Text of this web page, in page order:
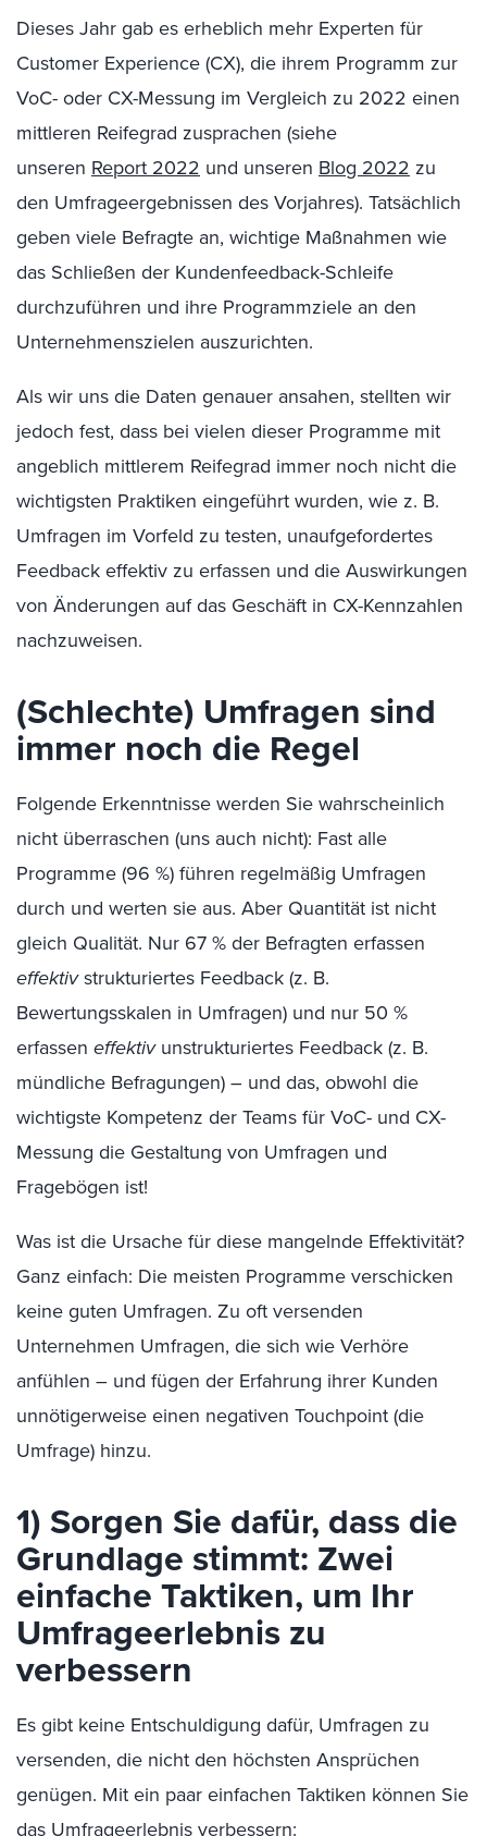
Dieses Jahr gab es erheblich mehr Experten für
Customer Experience (CX), die ihrem Programm zur
VoC- oder CX-Messung im Vergleich zu 2022 einen
mittleren Reifegrad zusprachen (siehe
unseren Report 2022 und unseren Blog 2022 zu
den Umfrageergebnissen des Vorjahres). Tatsächlich
geben viele Befragte an, wichtige Maßnahmen wie
das Schließen der Kundenfeedback-Schleife
durchzuführen und ihre Programmziele an den
Unternehmenszielen auszurichten.
Als wir uns die Daten genauer ansahen, stellten wir
jedoch fest, dass bei vielen dieser Programme mit
angeblich mittlerem Reifegrad immer noch nicht die
wichtigsten Praktiken eingeführt wurden, wie z. B.
Umfragen im Vorfeld zu testen, unaufgefordertes
Feedback effektiv zu erfassen und die Auswirkungen
von Änderungen auf das Geschäft in CX-Kennzahlen
nachzuweisen.
(Schlechte) Umfragen sind
immer noch die Regel
Folgende Erkenntnisse werden Sie wahrscheinlich
nicht überraschen (uns auch nicht): Fast alle
Programme (96 %) führen regelmäßig Umfragen
durch und werten sie aus. Aber Quantität ist nicht
gleich Qualität. Nur 67 % der Befragten erfassen
effektivstrukturiertes Feedback (z. B.
Bewertungsskalen in Umfragen) und nur 50 %
erfassen effektivunstrukturiertes Feedback (z. B.
mündliche Befragungen) – und das, obwohl die
wichtigste Kompetenz der Teams für VoC- und CX-
Messung die Gestaltung von Umfragen und
Fragebögen ist!
Was ist die Ursache für diese mangelnde Effektivität?
Ganz einfach: Die meisten Programme verschicken
keine guten Umfragen. Zu oft versenden
Unternehmen Umfragen, die sich wie Verhöre
anfühlen – und fügen der Erfahrung ihrer Kunden
unnötigerweise einen negativen Touchpoint (die
Umfrage) hinzu.
1) Sorgen Sie dafür, dass die
Grundlage stimmt: Zwei
einfache Taktiken, um Ihr
Umfrageerlebnis zu
verbessern
Es gibt keine Entschuldigung dafür, Umfragen zu
versenden, die nicht den höchsten Ansprüchen
genügen. Mit ein paar einfachen Taktiken können Sie
das Umfrageerlebnis verbessern: